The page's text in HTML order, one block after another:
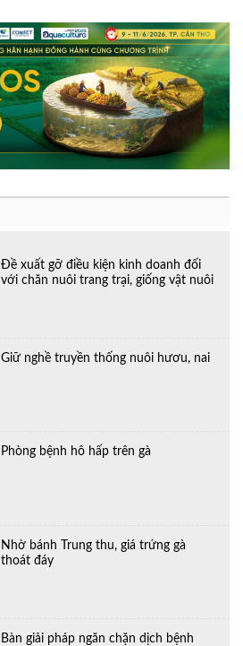
Đề xuất gỡ điều kiện kinh doanh đối
với chăn nuôi trang trại, giống vật nuôi
Giữ nghề truyền thống nuôi hươu, nai
Phòng bệnh hô hấp trên gà
Nhờ bánh Trung thu, giá trứng gà
thoát đáy
Bàn giải pháp ngăn chặn dịch bệnh